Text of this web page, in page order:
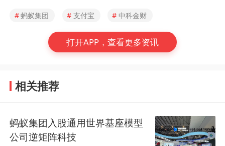
#蚂蚁集团 # 支付宝 # 中科金财
打开APP，查看更多资讯
相关推荐
蚂蚁集团入股通用世界基座模型
公司逆矩阵科技